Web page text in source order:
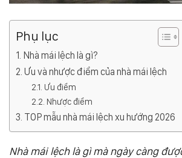
Phụ lục
Nhà mái lệch là gì?
Ưu và nhược điểm của nhà mái lệch
Ưu điểm
Nhược điểm
TOP mẫu nhà mái lệch xu hướng 2026
Nhà mái lệch là gì mà ngày càng